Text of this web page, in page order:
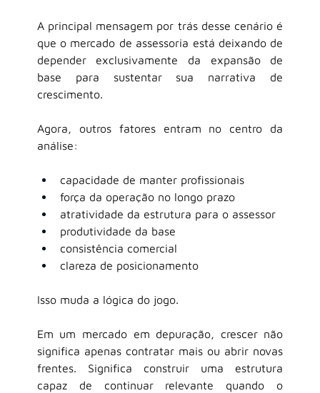
A principal mensagem por trás desse cenário é
que o mercado de assessoria está deixando de
depender exclusivamente da expansão de
base para sustentar sua narrativa de
crescimento.
Agora, outros fatores entram no centro da
análise:
capacidade de manter profissionais
força da operação no longo prazo
atratividade da estrutura para o assessor
produtividade da base
consistência comercial
clareza de posicionamento
Isso muda a lógica do jogo.
Em um mercado em depuração, crescer não
significa apenas contratar mais ou abrir novas
frentes. Significa construir uma estrutura
capaz de continuar relevante quando o